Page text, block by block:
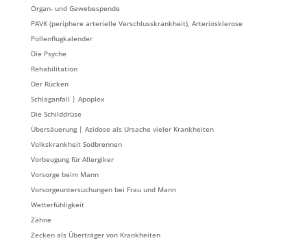
Organ- und Gewebespende
PAVK (periphere arterielle Verschlusskrankheit), Arteriosklerose
Pollenflugkalender
Die Psyche
Rehabilitation
Der Rücken
Schlaganfall | Apoplex
Die Schilddrüse
Übersäuerung | Azidose als Ursache vieler Krankheiten
Volkskrankheit Sodbrennen
Vorbeugung für Allergiker
Vorsorge beim Mann
Vorsorgeuntersuchungen bei Frau und Mann
Wetterfühligkeit
Zähne
Zecken als Überträger von Krankheiten